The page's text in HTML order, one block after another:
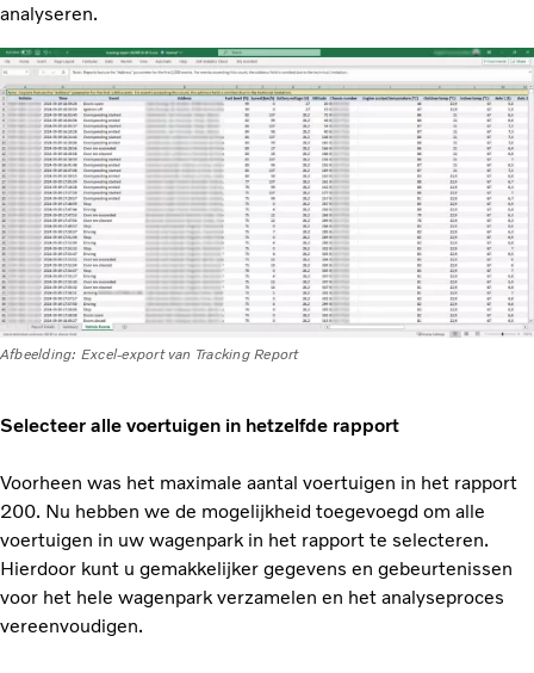
analyseren.
Afbeelding: Excel-export van Tracking Report
Selecteer alle voertuigen in hetzelfde rapport
Voorheen was het maximale aantal voertuigen in het rapport
200. Nu hebben we de mogelijkheid toegevoegd om alle
voertuigen in uw wagenpark in het rapport te selecteren.
Hierdoor kunt u gemakkelijker gegevens en gebeurtenissen
voor het hele wagenpark verzamelen en het analyseproces
vereenvoudigen.